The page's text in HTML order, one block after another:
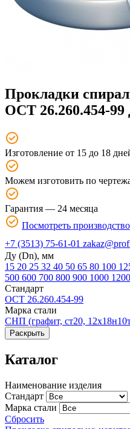
Прокладки
ОСТ 26.260.454-
Изготовление от 15 до 18
Можем изготовить по
Гарантия — 24 месяца
Посмотреть производство
+7 (3513) 75-61-01
Ду (Dn), мм
15 20 25 32 40 50 65 80 100
500 600 700 800 900 1000 1200
Стандарт
ОСТ 26.260.454-99
Марка стали
СНП (графит, ст20,
Раскрыть
Каталог
Наименование изделия
Стандарт
Марка стали
Сбросить